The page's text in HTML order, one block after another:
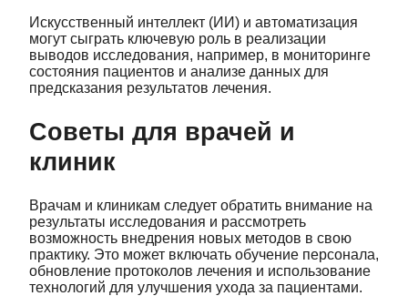
Искусственный интеллект (ИИ) и автоматизация
могут сыграть ключевую роль в реализации
выводов исследования, например, в мониторинге
состояния пациентов и анализе данных для
предсказания результатов лечения.
Советы для врачей и
клиник
Врачам и клиникам следует обратить внимание на
результаты исследования и рассмотреть
возможность внедрения новых методов в свою
практику. Это может включать обучение персонала,
обновление протоколов лечения и использование
технологий для улучшения ухода за пациентами.